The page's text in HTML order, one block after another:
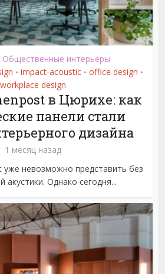
Общественные интерьеры
• impact-acoustic • office design •
workplace design
в Цюрихе: как
панели стали
дизайна
1 месяц назад
невозможно представить без
акустики. Однако сегодня...